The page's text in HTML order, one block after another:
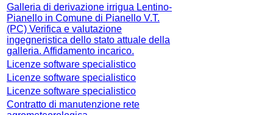
Galleria di derivazione irrigua Lentino-
Pianello in Comune di Pianello V.T.
(PC) Verifica e valutazione
ingegneristica dello stato attuale della
galleria. Affidamento incarico.
Licenze software specialistico
Licenze software specialistico
Licenze software specialistico
Contratto di manutenzione rete